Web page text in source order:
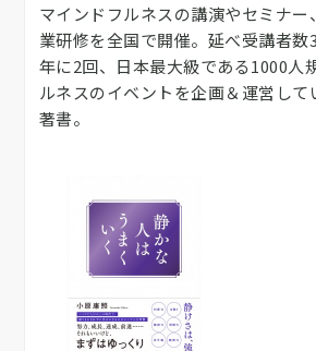
マインドフルネスの講演やセミナー
業研修を全国で開催。延べ受講者数
年に2回、日本最大級である1000人
ルネスのイベントを企画＆運営して
著書。